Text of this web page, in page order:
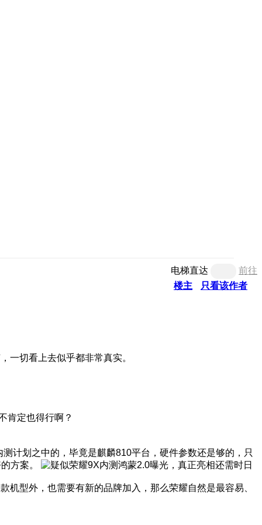
电梯直达
前往
楼主
只看该作者
一切看上去似乎都非常真实。
肯定也得行啊？
计划之中的，毕竟是麒麟810平台，硬件参数还是够的，只
方案。
型外，也需要有新的品牌加入，那么荣耀自然是最容易、